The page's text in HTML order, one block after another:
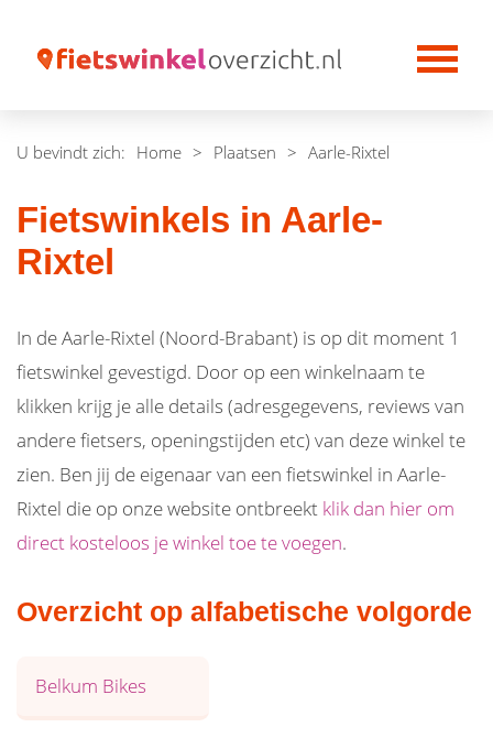
U bevindt zich: Home > Plaatsen > Aarle-Rixtel
Fietswinkels in Aarle-
Rixtel
In de Aarle-Rixtel (Noord-Brabant) is op dit moment 1
fietswinkel gevestigd. Door op een winkelnaam te
klikken krijg je alle details (adresgegevens, reviews van
andere fietsers, openingstijden etc) van deze winkel te
zien. Ben jij de eigenaar van een fietswinkel in Aarle-
Rixtel die op onze website ontbreekt klik dan hier om
direct kosteloos je winkel toe te voegen.
Overzicht op alfabetische volgorde
Belkum Bikes